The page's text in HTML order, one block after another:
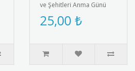
ve Şehitleri Anma Günü
için özel tasarlanmış
kaliteli kokart seti.
25,00 ₺